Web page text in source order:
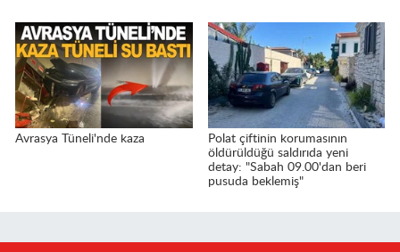
Avrasya Tüneli'nde kaza
Polat çiftinin korumasının
öldürüldüğü saldırıda yeni
detay: "Sabah 09.00'dan beri
pusuda beklemiş"